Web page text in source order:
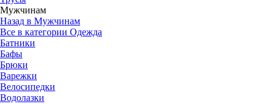
Мужчинам
Назад в Мужчинам
Все в категории Одежда
Батники
Бафы
Брюки
Варежки
Велосипедки
Водолазки